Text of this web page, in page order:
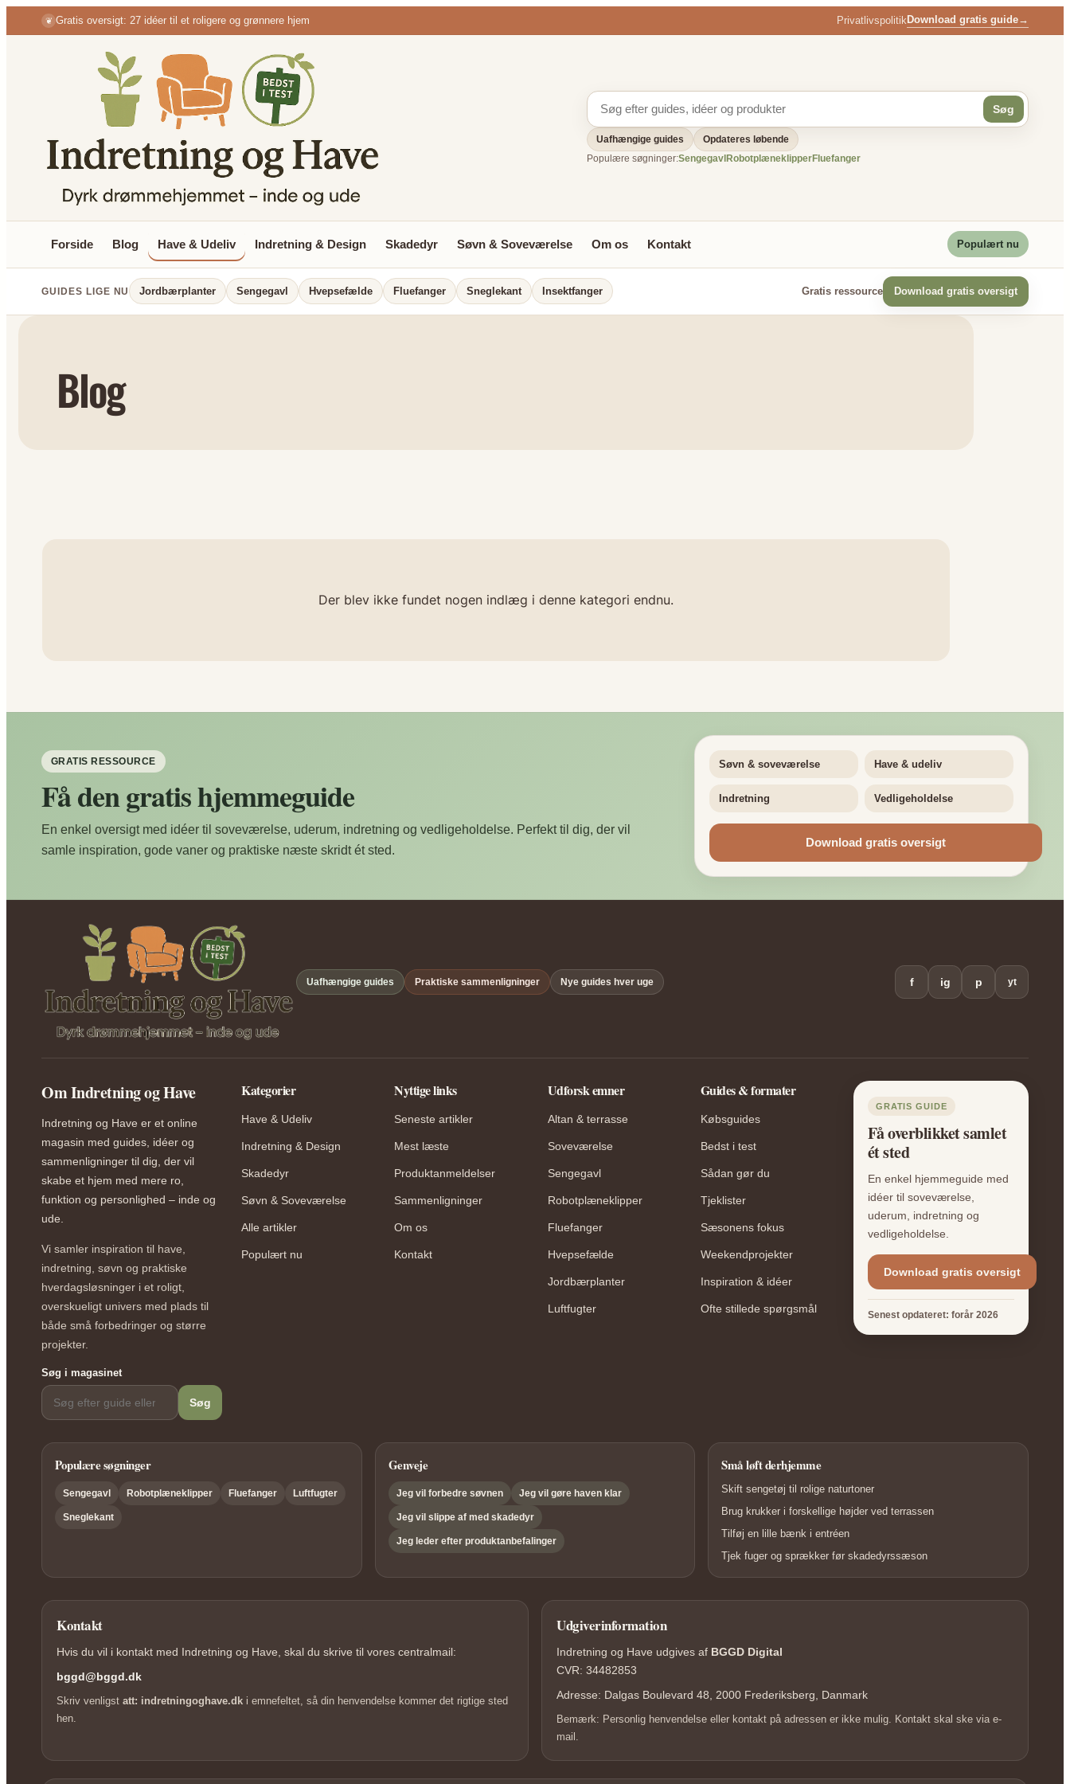
Spring
til
❦ Gratis oversigt: 27 idéer til et roligere og grønnere hjem PrivatlivspolitikDownload gratis guide→
Søg
Uafhængige guides
Opdateres løbende
Populære søgninger:Sengegavl RobotplæneklipperFluefanger
Forside Blog Have & Udeliv Indretning & Design Skadedyr Søvn & Soveværelse Om os Kontakt Populært nu
GUIDES LIGE NU Jordbærplanter Sengegavl Hvepsefælde Fluefanger Sneglekant Insektfanger Gratis ressource Download gratis oversigt
Blog
Der blev ikke fundet nogen indlæg i denne kategori endnu.
GRATIS RESSOURCE
Få den gratis hjemmeguide
En enkel oversigt med idéer til soveværelse, uderum, indretning og vedligeholdelse. Perfekt til dig, der vil
samle inspiration, gode vaner og praktiske næste skridt ét sted.
Søvn & soveværelse Have & udeliv
Indretning Vedligeholdelse
Download gratis oversigt
Uafhængige guides Praktiske sammenligninger Nye guides hver uge f ig p yt
Om Indretning og Have
Indretning og Have er et online
magasin med guides, idéer og
sammenligninger til dig, der vil
skabe et hjem med mere ro,
funktion og personlighed – inde og
ude.
Vi samler inspiration til have,
indretning, søvn og praktiske
hverdagsløsninger i et roligt,
overskueligt univers med plads til
både små forbedringer og større
projekter.
Søg i magasinet
Søg
Kategorier
Have & Udeliv
Indretning & Design
Skadedyr
Søvn & Soveværelse
Alle artikler
Populært nu
Nyttige links
Seneste artikler
Mest læste
Produktanmeldelser
Sammenligninger
Om os
Kontakt
Udforsk emner
Altan & terrasse
Soveværelse
Sengegavl
Robotplæneklipper
Fluefanger
Hvepsefælde
Jordbærplanter
Luftfugter
Guides & formater
Købsguides
Bedst i test
Sådan gør du
Tjeklister
Sæsonens fokus
Weekendprojekter
Inspiration & idéer
Ofte stillede spørgsmål
GRATIS GUIDE
Få overblikket samlet
ét sted
En enkel hjemmeguide med
idéer til soveværelse,
uderum, indretning og
vedligeholdelse.
Download gratis oversigt
Senest opdateret: forår 2026
Populære søgninger
Sengegavl Robotplæneklipper Fluefanger Luftfugter
Sneglekant
Genveje
Jeg vil forbedre søvnen Jeg vil gøre haven klar
Jeg vil slippe af med skadedyr
Jeg leder efter produktanbefalinger
Små løft derhjemme
Skift sengetøj til rolige naturtoner
Brug krukker i forskellige højder ved terrassen
Tilføj en lille bænk i entréen
Tjek fuger og sprækker før skadedyrssæson
Kontakt
Hvis du vil i kontakt med Indretning og Have, skal du skrive til vores centralmail:
bggd@bggd.dk
Skriv venligst att: indretningoghave.dk i emnefeltet, så din henvendelse kommer det rigtige sted
hen.
Udgiverinformation
Indretning og Have udgives af BGGD Digital
CVR: 34482853
Adresse: Dalgas Boulevard 48, 2000 Frederiksberg, Danmark
Bemærk: Personlig henvendelse eller kontakt på adressen er ikke mulig. Kontakt skal ske via e-
mail.